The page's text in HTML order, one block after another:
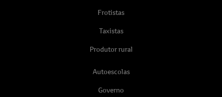
Frotistas
Taxistas
Produtor rural
Autoescolas
Governo